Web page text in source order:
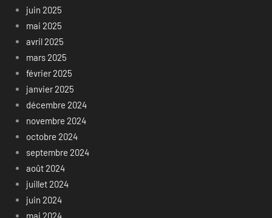
juin 2025
mai 2025
avril 2025
mars 2025
février 2025
janvier 2025
décembre 2024
novembre 2024
octobre 2024
septembre 2024
août 2024
juillet 2024
juin 2024
mai 2024